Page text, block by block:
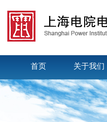
首页 关于我们